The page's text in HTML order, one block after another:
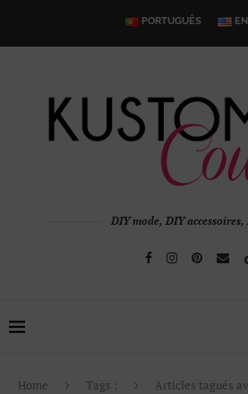
PORTUGUÊS
DIY mode, DIY accessoires,
Home Tags : Articles tagués